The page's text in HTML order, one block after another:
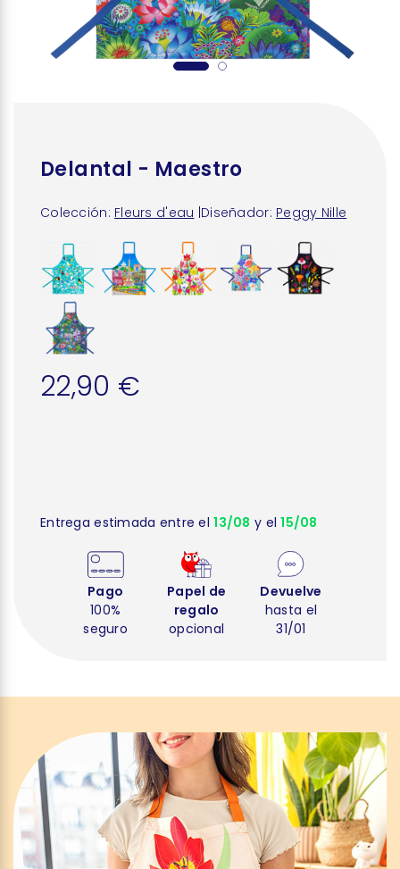
Delantal - Maestro
Colección: Fleurs d'eau Diseñador: Peggy Nille
22,90 €
Entrega estimada entre el13/08 y el15/08
Pago
100%
seguro
Papel de
regalo
opcional
Devuelve
hasta el
31/01